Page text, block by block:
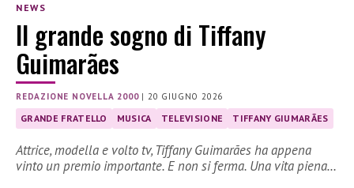
NEWS
Il grande sogno di Tiffany
Guimarães
REDAZIONE NOVELLA 2000|20 GIUGNO 2026
GRANDE FRATELLO MUSICA TELEVISIONE TIFFANY GIUMARÃES
Attrice, modella e volto tv, Tiffany Guimarães ha appena
vinto un premio importante. E non si ferma. Una vita piena…